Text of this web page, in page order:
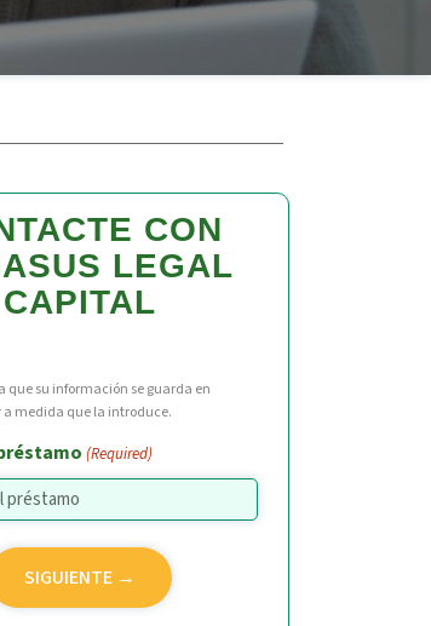
CON
LEGAL
CAPITAL
que su información se guarda en
a medida que la introduce.
(Required)